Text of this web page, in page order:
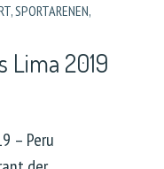
,SPORTARENEN,
Lima 2019
– Peru